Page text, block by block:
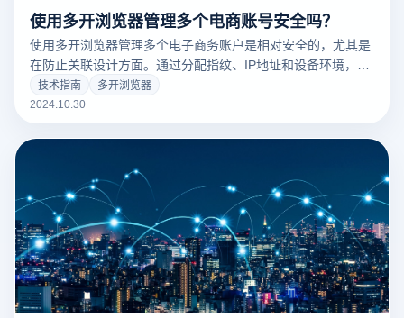
使用多开浏览器管理多个电商账号安全吗？
使用多开浏览器管理多个电子商务账户是相对安全的，尤其是
在防止关联设计方面。通过分配指纹、IP地址和设备环境，可
以有效降低账户之间的联系风险，降低被平台检测到的概率。
此外，多开浏览器一般具有加密功能，为数据和隐私保护提供
技术指南
多开浏览器
2024.10.30